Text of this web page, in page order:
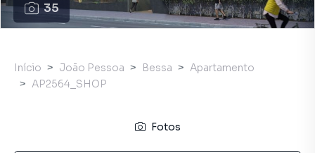
35
Início João Pessoa Bessa
Apartamento
AP2564_SHOP
Fotos